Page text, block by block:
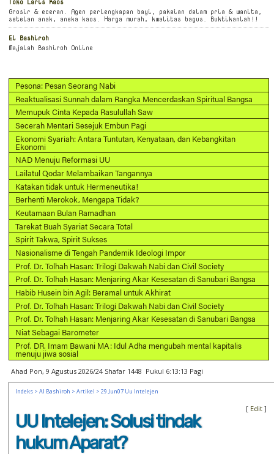
Grosir & eceran. Agen perlengkapan bayi, pakaian dalam pria & wanita,
setelan anak, aneka kaos. Harga murah, kwalitas bagus. Buktikanlah!!
El Bashiroh
Majalah Bashiroh Online
Pesona: Pesan Seorang Nabi
Reaktualisasi Sunnah dalam Rangka Mencerdaskan Spiritual Bangsa
Memupuk Cinta Kepada Rasulullah Saw
Secerah Mentari Sesejuk Embun Pagi
Ekonomi Syariah: Antara Tuntutan, Kenyataan, dan Kebangkitan
Ekonomi
NAD Menuju Reformasi UU
Lailatul Qodar Melambaikan Tangannya
Katakan tidak untuk Hermeneutika!
Berhenti Merokok, Mengapa Tidak?
Keutamaan Bulan Ramadhan
Tarekat Buah Syariat Secara Total
Spirit Takwa, Spirit Sukses
Nasionalisme di Tengah Pandemik Ideologi Impor
Prof. Dr. Tolhah Hasan: Trilogi Dakwah Nabi dan Civil Society
Prof. Dr. Tolhah Hasan: Menjaring Akar Kesesatan di Sanubari Bangsa
Habib Husein bin Agil: Beramal untuk Akhirat
Prof. Dr. Tolhah Hasan: Trilogi Dakwah Nabi dan Civil Society
Prof. Dr. Tolhah Hasan: Menjaring Akar Kesesatan di Sanubari Bangsa
Niat Sebagai Barometer
Prof. DR. Imam Bawani MA: Idul Adha mengubah mental kapitalis
menuju jiwa sosial
Ahad Pon, 9 Agustus 2026/24 Shafar 1448 Pukul 6:13:13 Pagi
Indeks> Al Bashiroh > Artikel > 29 Jun07 Uu Intelejen
[ Edit]
UU Intelejen: Solusi tindak
hukum Aparat?